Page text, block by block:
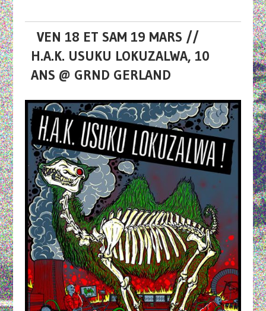
VEN 18 ET SAM 19 MARS //
H.A.K. USUKU LOKUZALWA, 10
ANS @ GRND GERLAND